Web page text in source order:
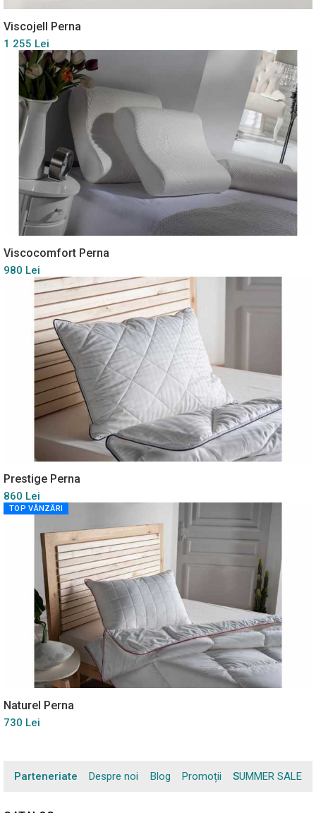
Viscojell Perna
1 255 Lei
Viscocomfort Perna
980 Lei
Prestige Perna
860 Lei
TOP VÂNZĂRI
Naturel Perna
730 Lei
Parteneriate Despre noi Blog Promoții SUMMER SALE